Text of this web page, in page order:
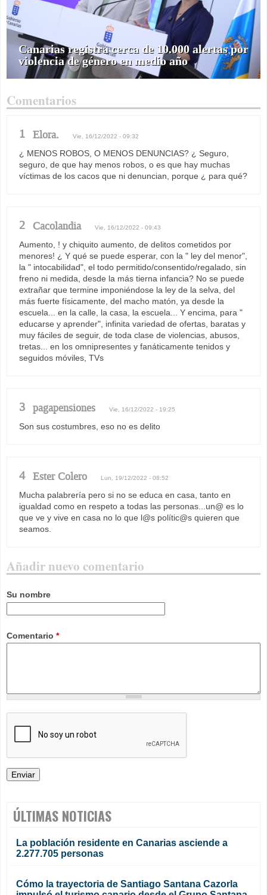
Canarias registra cerca de 10.000 alertas por
violencia de género en medio año
Comentarios
1 Elora. Vie, 16/12/2022 - 09:32
¿ MENOS ROBOS, O MENOS DENUNCIAS? ¿ Seguro,
seguro, de que hay menos robos, o es que hay muchas
víctimas de los cacos que ni denuncian, porque ¿ para qué?
2 Cacolandia Vie, 16/12/2022 - 09:43
Aumento, ! y chiquito aumento, de delitos cometidos por
menores! ¿ Y qué se puede esperar, con la " ley del menor",
la " intocabilidad", el todo permitido/consentido/regalado, sin
freno ni medida, desde la más tierna infancia? No se puede
extrañar que termine imponiéndose la ley de la selva, del
más fuerte físicamente, del macho matón, ya desde la
escuela... en la calle, la casa, la escuela... Y encima, para "
educarse y aprender", infinita variedad de ofertas, baratas y
muy fáciles de seguir, de toda clase de violencias, abusos,
tretas... en los omnipresentes y fanáticamente tenidos y
seguidos móviles, TVs
3 pagapensiones Vie, 16/12/2022 - 19:25
Son sus costumbres, eso no es delito
4 Ester Colero Lun, 19/12/2022 - 08:52
Mucha palabrería pero si no se educa en casa, tanto en
igualdad como en respeto a todas las personas...un@ es lo
que ve y vive en casa no lo que l@s polític@s quieren que
seamos.
Añadir nuevo comentario
Su nombre
Comentario *
ÚLTIMAS NOTICIAS
La población residente en Canarias asciende a
2.277.705 personas
Cómo la trayectoria de Santiago Santana Cazorla